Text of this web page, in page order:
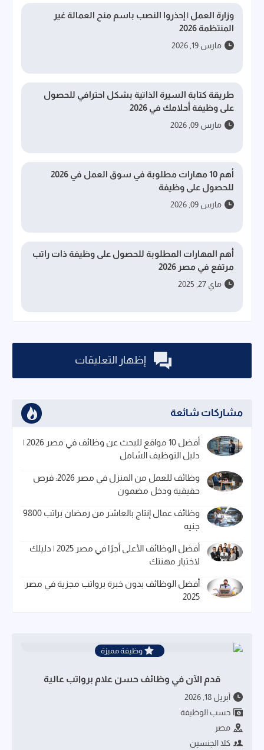
وزارة العمل | إحذروا النصب باسم منح العمالة غير
المنتظمة 2026
مارس 19, 2026
طريقة كتابة السيرة الذاتية بشكل احترافي للحصول
على وظيفة أحلامك في 2026
مارس 09, 2026
أهم 10 مهارات مطلوبة في سوق العمل في 2026
للحصول على وظيفة
مارس 09, 2026
أهم المهارات المطلوبة للحصول على وظيفة ذات راتب
مرتفع في مصر 2026
ماي 27, 2025
إظهار التعليقات
مشاركات شائعة
أفضل 10 مواقع للبحث عن وظائف في مصر 2026 |
دليل التوظيف الشامل
وظائف للعمل من المنزل في مصر 2026: فرص
حقيقية ودخل مضمون
وظائف عمال إنتاج بالعاشر من رمضان براتب 9800
جنيه
أفضل الوظائف الأعلى أجرًا في مصر 2025 | دليلك
لاختيار مهنتك
أفضل الوظائف بدون خبرة برواتب مجزية في مصر
2025
وظيفة مميزة
قدم الآن في وظائف حسن علام برواتب عالية
أبريل 18, 2026
حسب الوظيفة
مصر
كلا الجنسين